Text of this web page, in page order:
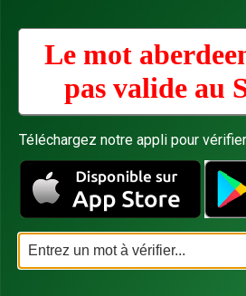
Le mot
pas valide au
Téléchargez notre appli pour